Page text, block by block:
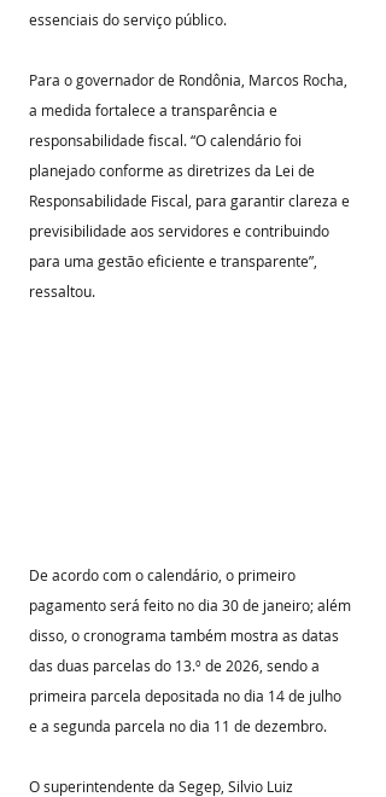
essenciais do serviço público.
Para o governador de Rondônia, Marcos Rocha,
a medida fortalece a transparência e
responsabilidade fiscal. “O calendário foi
planejado conforme as diretrizes da Lei de
Responsabilidade Fiscal, para garantir clareza e
previsibilidade aos servidores e contribuindo
para uma gestão eficiente e transparente”,
ressaltou.
De acordo com o calendário, o primeiro
pagamento será feito no dia 30 de janeiro; além
disso, o cronograma também mostra as datas
das duas parcelas do 13.º de 2026, sendo a
primeira parcela depositada no dia 14 de julho
e a segunda parcela no dia 11 de dezembro.
O superintendente da Segep, Silvio Luiz